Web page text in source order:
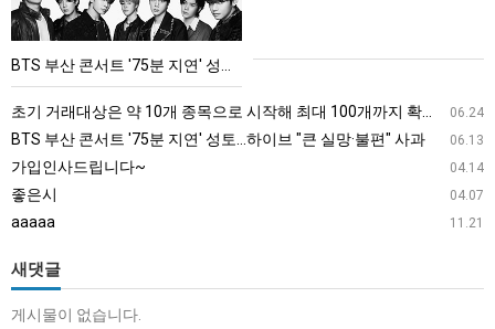
트
'75
분
브
"큰
실
BTS 부산 콘서트 '75분 지연' 성토…하이브 "큰 실망·불편" 사과
06.24
초기 거래대상은 약 10개 종목으로 시작해 최대 100개까지 확대할 방침이다. 구체적인 거래 대상 ETF는 아직 확정되지 않았지만, 시장 대표성이나 거래량을 고려해 선정할 계획이다.
06.13
BTS 부산 콘서트 '75분 지연' 성토…하이브 "큰 실망·불편" 사과
04.14
가입인사드립니다~
04.07
좋은시
11.21
aaaaa
새댓글
게시물이 없습니다.